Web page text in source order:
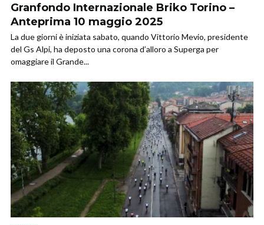
Granfondo Internazionale Briko Torino –
Anteprima 10 maggio 2025
La due giorni è iniziata sabato, quando Vittorio Mevio, presidente
del Gs Alpi, ha deposto una corona d’alloro a Superga per
omaggiare il Grande...